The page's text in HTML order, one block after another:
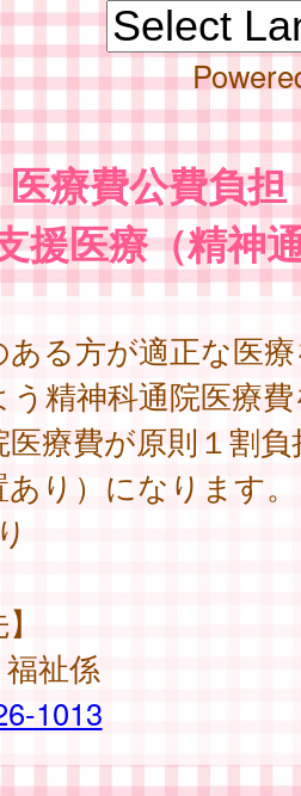
医療費公費負担
援医療（精神
る方が適正な医
精神科通院医療
医療費が原則１割
り）になります。
祉係
1013